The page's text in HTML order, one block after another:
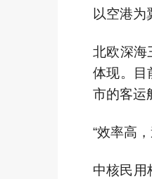
以空港为
北欧深海
体现。目
市的客运
“效率高
中核民用